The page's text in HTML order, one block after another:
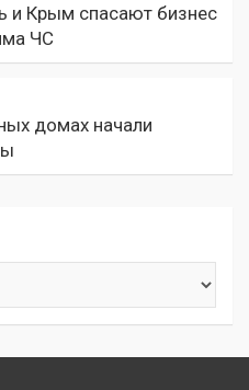
и Крым спасают бизнес
ЧС
домах начали